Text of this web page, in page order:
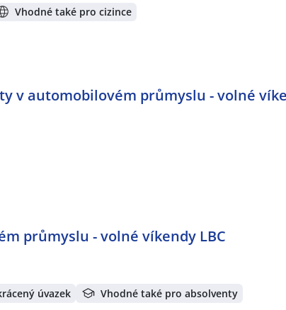
Vhodné také pro cizince
v automobilovém průmyslu - volné
průmyslu - volné víkendy LBC
úvazek Vhodné také pro absolventy